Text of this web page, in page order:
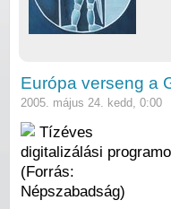
Európa verseng a
2005. május 24. kedd, 0:00
Tízéves
digitalizálási
(Forrás:
Népszabadság)